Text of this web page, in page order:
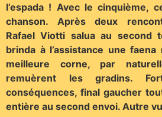
l’espada ! Avec le cinquième,
chanson. Après deux
Rafael Viotti salua au second
brinda à l’assistance une
meilleure corne, par
remuèrent les gradins.
conséquences, final gaucher
entière au second envoi. Autre